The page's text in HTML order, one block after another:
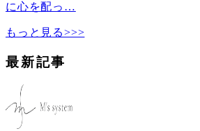
に心を配っ …
もっと見る>>>
最新記事